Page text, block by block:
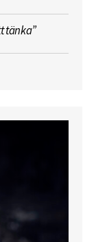
tänka”